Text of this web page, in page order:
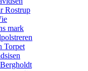
Rostrup
mark
Torpet